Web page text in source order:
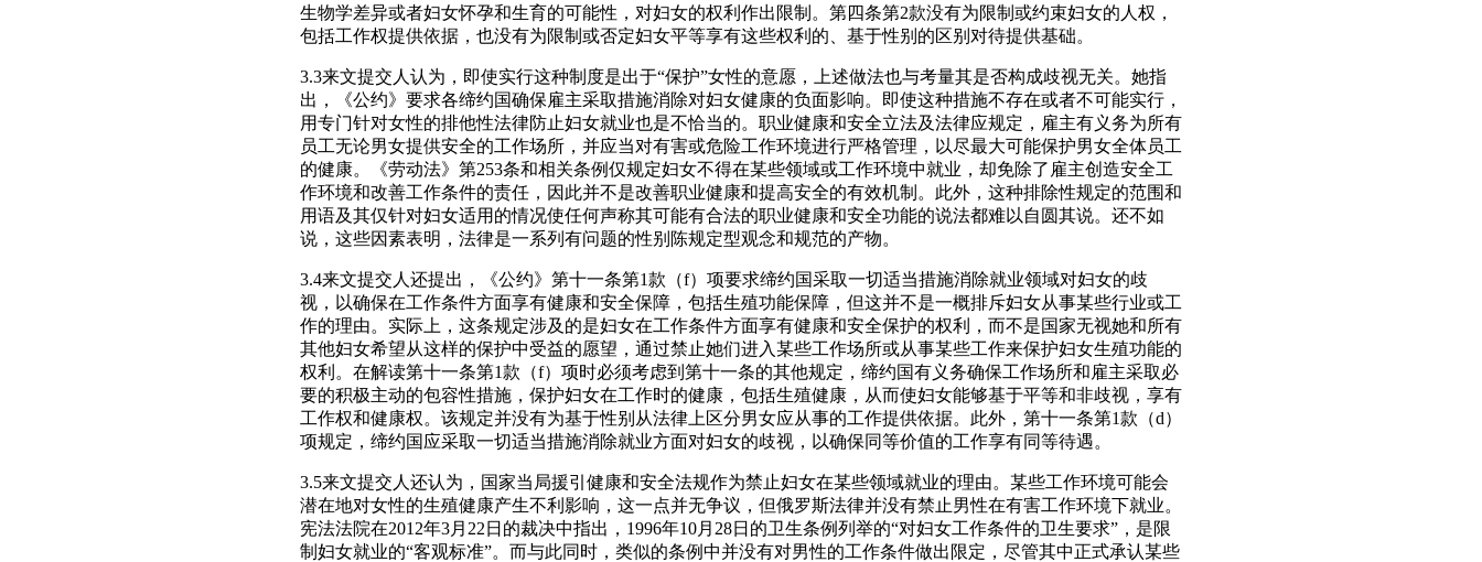
生物学差异或者妇女怀孕和生育的可能性，对妇女的权利作出限制。第四条第2款没有为限制或约束妇女的人权，
包括工作权提供依据，也没有为限制或否定妇女平等享有这些权利的、基于性别的区别对待提供基础。
3.3来文提交人认为，即使实行这种制度是出于“保护”女性的意愿，上述做法也与考量其是否构成歧视无关。她指
出，《公约》要求各缔约国确保雇主采取措施消除对妇女健康的负面影响。即使这种措施不存在或者不可能实行，
用专门针对女性的排他性法律防止妇女就业也是不恰当的。职业健康和安全立法及法律应规定，雇主有义务为所有
员工无论男女提供安全的工作场所，并应当对有害或危险工作环境进行严格管理，以尽最大可能保护男女全体员工
的健康。《劳动法》第253条和相关条例仅规定妇女不得在某些领域或工作环境中就业，却免除了雇主创造安全工
作环境和改善工作条件的责任，因此并不是改善职业健康和提高安全的有效机制。此外，这种排除性规定的范围和
用语及其仅针对妇女适用的情况使任何声称其可能有合法的职业健康和安全功能的说法都难以自圆其说。还不如
说，这些因素表明，法律是一系列有问题的性别陈规定型观念和规范的产物。
3.4来文提交人还提出，《公约》第十一条第1款（f）项要求缔约国采取一切适当措施消除就业领域对妇女的歧
视，以确保在工作条件方面享有健康和安全保障，包括生殖功能保障，但这并不是一概排斥妇女从事某些行业或工
作的理由。实际上，这条规定涉及的是妇女在工作条件方面享有健康和安全保护的权利，而不是国家无视她和所有
其他妇女希望从这样的保护中受益的愿望，通过禁止她们进入某些工作场所或从事某些工作来保护妇女生殖功能的
权利。在解读第十一条第1款（f）项时必须考虑到第十一条的其他规定，缔约国有义务确保工作场所和雇主采取必
要的积极主动的包容性措施，保护妇女在工作时的健康，包括生殖健康，从而使妇女能够基于平等和非歧视，享有
工作权和健康权。该规定并没有为基于性别从法律上区分男女应从事的工作提供依据。此外，第十一条第1款（d）
项规定，缔约国应采取一切适当措施消除就业方面对妇女的歧视，以确保同等价值的工作享有同等待遇。
3.5来文提交人还认为，国家当局援引健康和安全法规作为禁止妇女在某些领域就业的理由。某些工作环境可能会
潜在地对女性的生殖健康产生不利影响，这一点并无争议，但俄罗斯法律并没有禁止男性在有害工作环境下就业。
宪法法院在2012年3月22日的裁决中指出，1996年10月28日的卫生条例列举的“对妇女工作条件的卫生要求”，是限
制妇女就业的“客观标准”。而与此同时，类似的条例中并没有对男性的工作条件做出限定，尽管其中正式承认某些